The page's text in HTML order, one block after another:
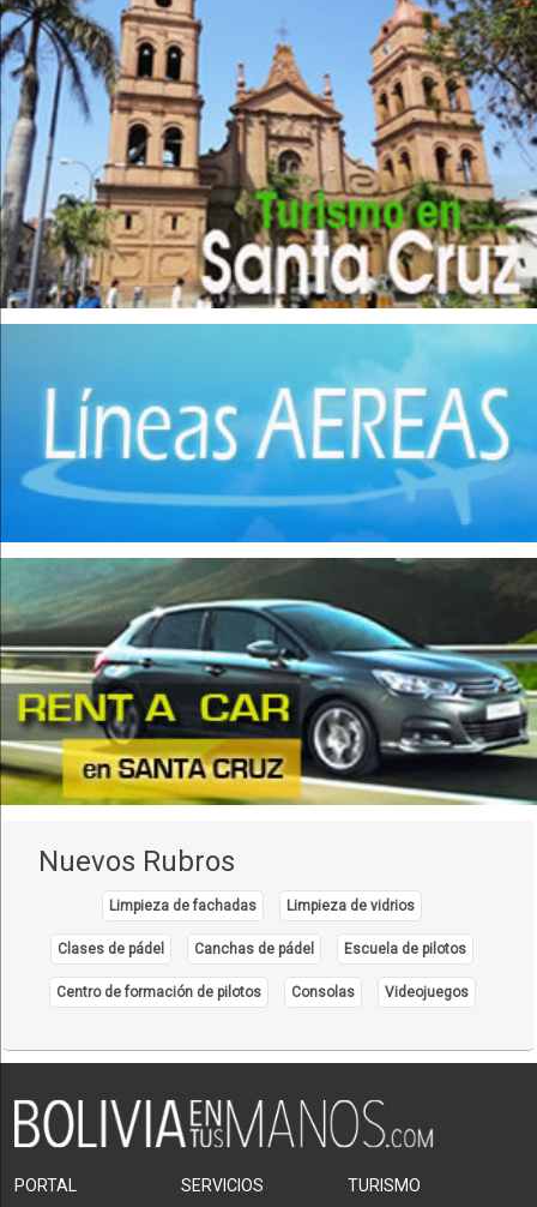
Electricidad
Envasado y conservación de frutas(1)
Envasado y conservación de legumbres(8)
Envases
Extracción de Minerales(4)
Fábrica de Ladrillos (1)
Hierro(8)
Implementos Metálicos(14)
Industrias Manufactureras
Instrumentos de Óptica(1)
Jabones
Maquinaria
Matanza de Ganado
Molinos (5)
Muebles de madera
Muebles metálicos(2)
Obras Hidráulicas(2)
Panaderías(9)
Productos Alimenticios(7)
Productos de Loza
Productos de Madera(3)
Productos de Plástico (19)
Productos de Vidrio (3)
Productos Metálicos Estructurales (5)
Nuevos Rubros
Limpieza de fachadas Limpieza de vidrios
Clases de pádel Canchas de pádel Escuela de pilotos
Centro de formación de pilotos Consolas Videojuegos
PORTAL SERVICIOS TURISMO